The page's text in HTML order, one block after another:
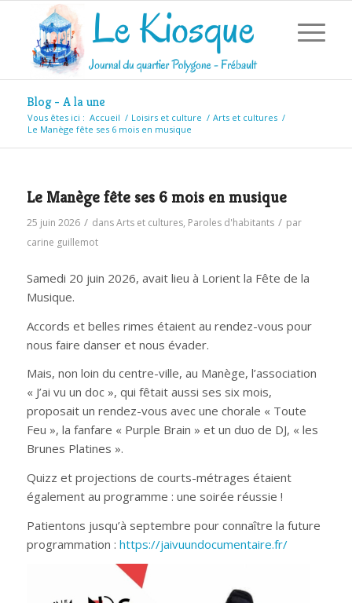
Blog - A la une
Vous êtes ici : Accueil / Loisirs et culture / Arts et cultures /
Le Manège fête ses 6 mois en musique
Le Manège fête ses 6 mois en musique
25 juin 2026 / dansArts et cultures, Paroles d'habitants / par
carine guillemot
Samedi 20 juin 2026, avait lieu à Lorient la Fête de la
Musique.
Accords et belles rimes étaient au rendez-vous pour
nous faire danser et nous évader.
Mais, non loin du centre-ville, au Manège, l’association
« J’ai vu un doc », qui fêtait aussi ses six mois,
proposait un rendez-vous avec une chorale « Toute
Feu », la fanfare « Purple Brain » et un duo de DJ, « les
Brunes Platines ».
Quizz et projections de courts-métrages étaient
également au programme : une soirée réussie !
Patientons jusqu’à septembre pour connaître la future
programmation : https://jaivuundocumentaire.fr/